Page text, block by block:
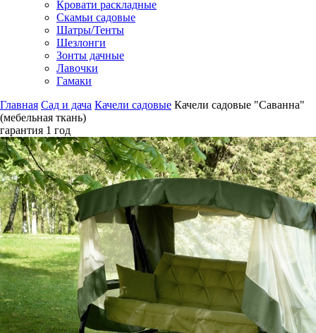
Кровати раскладные
Скамьи садовые
Шатры/Тенты
Шезлонги
Зонты дачные
Лавочки
Гамаки
Главная Сад и дача Качели садовые Качели садовые "Саванна"
(мебельная ткань)
гарантия 1 год